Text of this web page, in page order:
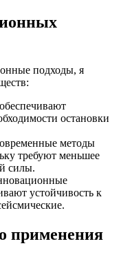
подходы, я
остановки
методы
требуют меньшее
силы.
устойчивость к
применения